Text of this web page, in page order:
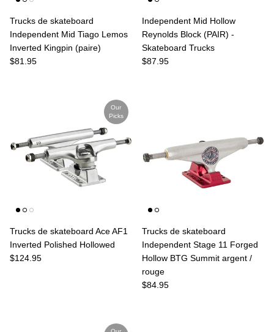
Trucks de skateboard
Independent Mid Tiago Lemos
Inverted Kingpin (paire)
Prix habituel
$81.95
Independent Mid Hollow
Reynolds Block (PAIR) -
Skateboard Trucks
Prix habituel
$87.95
Our
Picks
Trucks de skateboard Ace AF1
Inverted Polished Hollowed
Prix habituel
$124.95
Trucks de skateboard
Independent Stage 11 Forged
Hollow BTG Summit argent /
rouge
Prix habituel
$84.95